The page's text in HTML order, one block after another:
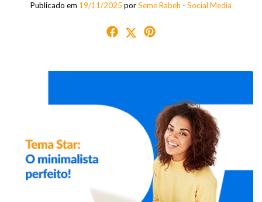
Publicado em 19/11/2025 porSeme Rabeh - Social Media